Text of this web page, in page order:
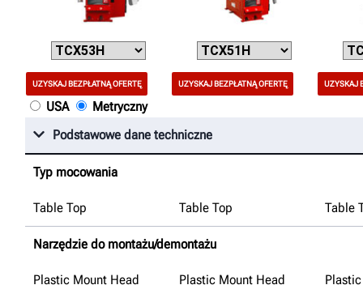
UZYSKAJ BEZPŁATNĄ OFERTĘ UZYSKAJ BEZPŁATNĄ OFERTĘ UZYSKAJ
USA
Metryczny
Podstawowe dane techniczne
Typ mocowania
Table Top Table Top Table
Narzędzie do montażu/demontażu
Plastic Mount Head Plastic Mount Head